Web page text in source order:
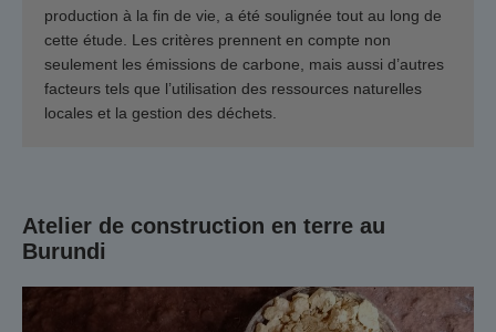
production à la fin de vie, a été soulignée tout au long de
cette étude. Les critères prennent en compte non
seulement les émissions de carbone, mais aussi d’autres
facteurs tels que l’utilisation des ressources naturelles
locales et la gestion des déchets.
Atelier de construction en terre au
Burundi